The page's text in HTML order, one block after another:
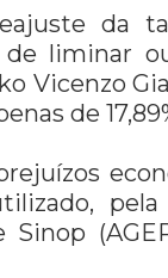
da
liminar
Vicenzo
de
pela
Sinop